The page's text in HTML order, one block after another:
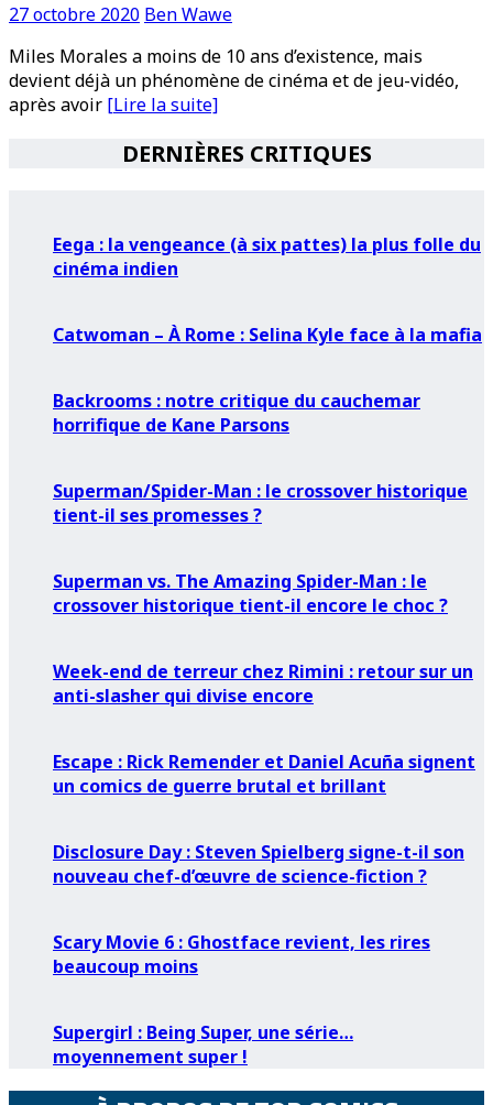
27 octobre 2020 Ben Wawe
Miles Morales a moins de 10 ans d’existence, mais
devient déjà un phénomène de cinéma et de jeu-vidéo,
après avoir [Lire la suite]
DERNIÈRES CRITIQUES
Eega : la vengeance (à six pattes) la plus folle du
cinéma indien
Catwoman – À Rome : Selina Kyle face à la mafia
Backrooms : notre critique du cauchemar
horrifique de Kane Parsons
Superman/Spider-Man : le crossover historique
tient-il ses promesses ?
Superman vs. The Amazing Spider-Man : le
crossover historique tient-il encore le choc ?
Week-end de terreur chez Rimini : retour sur un
anti-slasher qui divise encore
Escape : Rick Remender et Daniel Acuña signent
un comics de guerre brutal et brillant
Disclosure Day : Steven Spielberg signe-t-il son
nouveau chef-d’œuvre de science-fiction ?
Scary Movie 6 : Ghostface revient, les rires
beaucoup moins
Supergirl : Being Super, une série…
moyennement super !